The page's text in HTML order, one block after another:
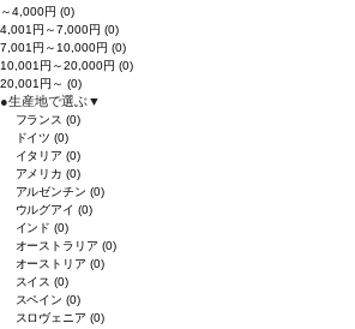
～4,000円 (0)
4,001円～7,000円 (0)
7,001円～10,000円 (0)
10,001円～20,000円 (0)
20,001円～ (0)
●生産地で選ぶ▼
フランス(0)
ドイツ(0)
イタリア(0)
アメリカ(0)
アルゼンチン(0)
ウルグアイ(0)
インド(0)
オーストラリア(0)
オーストリア(0)
スイス(0)
スペイン(0)
スロヴェニア(0)